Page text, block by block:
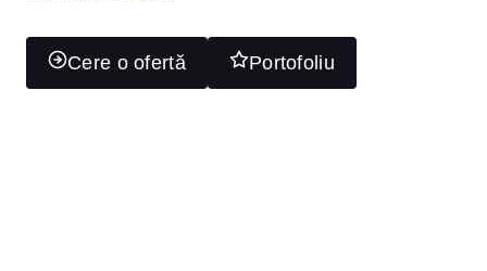
Cere o ofertă Portofoliu